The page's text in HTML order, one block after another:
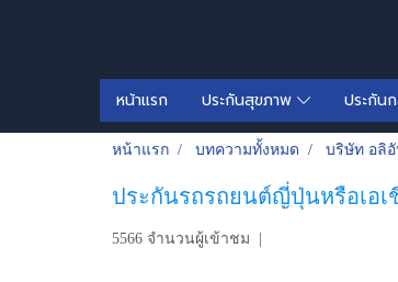
หน้าแรก ประกันสุขภาพ ประกัน
หน้าแรก บทความทั้งหมด บริษัท อลิ
ประกันรถรถยนต์ญี่ปุ่นหรือเอเชี
5566 จำนวนผู้เข้าชม